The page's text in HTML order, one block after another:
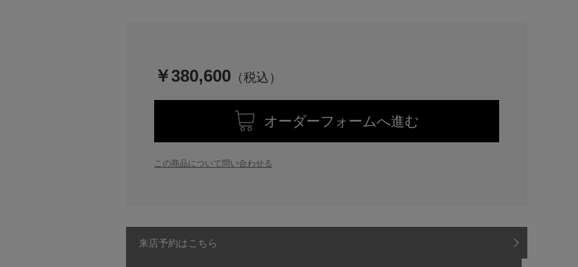
￥380,600
オーダーフォームへ進む
この商品について問い合わせる
来店予約はこちら